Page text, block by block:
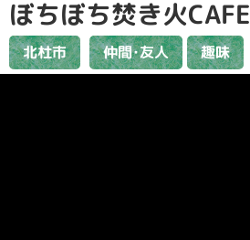
ぼちぼち焚き火CAFE
北杜市 仲間･友人 趣味